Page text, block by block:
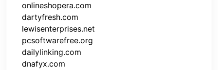
onlineshopera.com
dartyfresh.com
lewisenterprises.net
pcsoftwarefree.org
dailylinking.com
dnafyx.com